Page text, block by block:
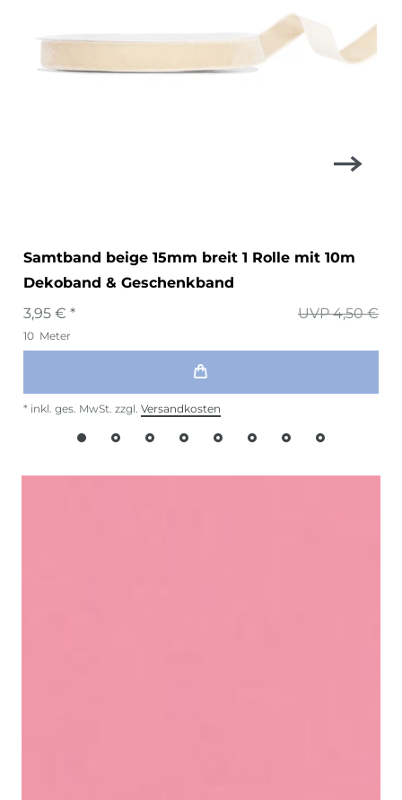
Samtband beige 15mm breit 1 Rolle mit 10m
Dekoband & Geschenkband
UVP 4,50 €
3,95 € *
10 Meter
* inkl. ges. MwSt. zzgl. Versandkosten